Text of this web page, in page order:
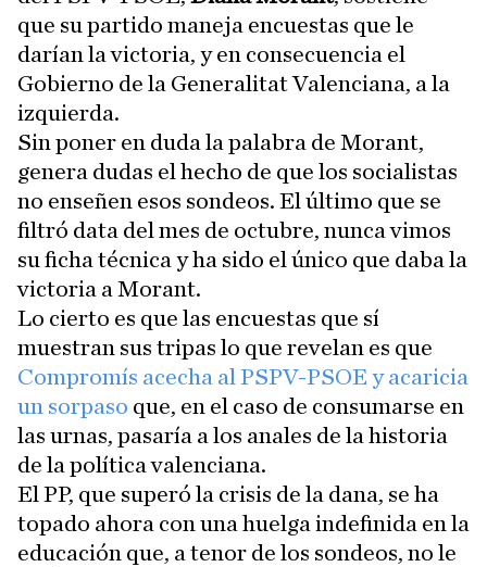
que su partido maneja encuestas que le
darían la victoria, y en consecuencia el
Gobierno de la Generalitat Valenciana, a la
izquierda.
Sin poner en duda la palabra de Morant,
genera dudas el hecho de que los socialistas
no enseñen esos sondeos. El último que se
filtró data del mes de octubre, nunca vimos
su ficha técnica y ha sido el único que daba la
victoria a Morant.
Lo cierto es que las encuestas que sí
muestran sus tripas lo que revelan es que
Compromís acecha al PSPV-PSOE y acaricia
un sorpaso que, en el caso de consumarse en
las urnas, pasaría a los anales de la historia
de la política valenciana.
El PP, que superó la crisis de la dana, se ha
topado ahora con una huelga indefinida en la
educación que, a tenor de los sondeos, no le